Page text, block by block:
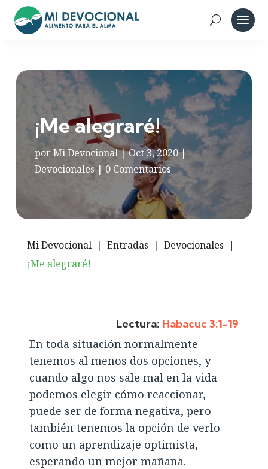
¡Me alegraré!
porMi Devocional|Oct 3, 2020|
Devocionales|0 Comentarios
Mi Devocional | Entradas | Devocionales |
¡Me alegraré!
Lectura: Habacuc 3:1-19
En toda situación normalmente
tenemos al menos dos opciones, y
cuando algo nos sale mal en la vida
podemos elegir cómo reaccionar,
puede ser de forma negativa, pero
también tenemos la opción de verlo
como un aprendizaje optimista,
esperando un mejor mañana.